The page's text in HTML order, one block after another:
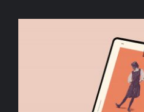
AÑADIR AL CARRITO